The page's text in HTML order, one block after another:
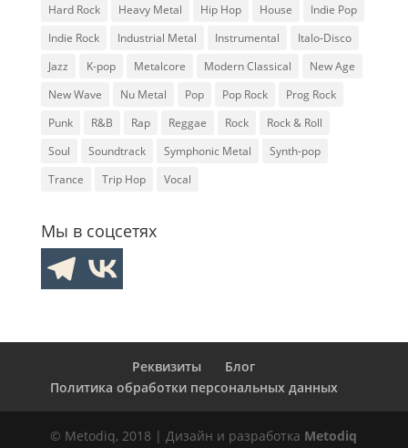
Hard Rock
Heavy Metal Hip Hop House
Indie Pop
Indie Rock
Industrial Metal Instrumental
Italo-Disco
Jazz
K-pop Metalcore Modern Classical
New Age
New Wave
Nu Metal Pop Pop Rock
Prog Rock
Punk
R&B Rap Reggae Rock
Rock & Roll
Soul
Soundtrack Symphonic Metal
Synth-pop
Trance
Trip Hop Vocal
Мы в соцсетях
Реквизиты
Блог
Политика обработки персональных данных
© Metodiq, 2018 | Дизайн и разработка Metodiq